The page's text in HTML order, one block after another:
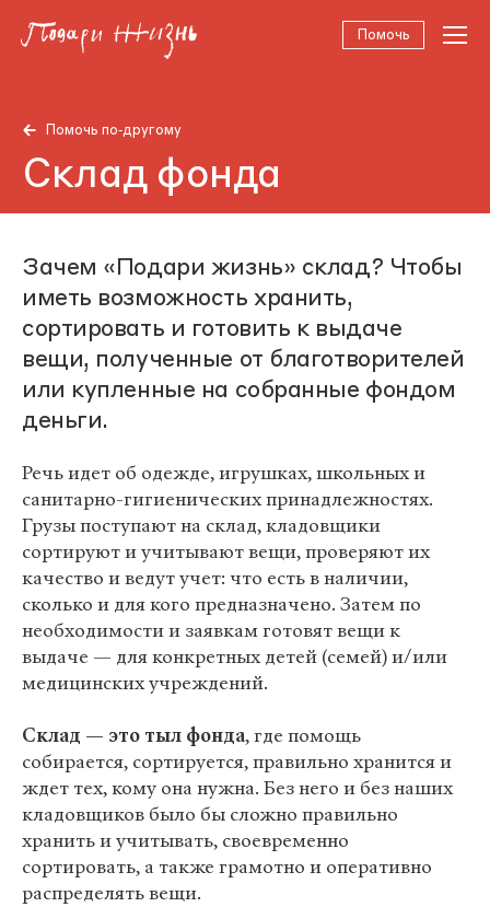
Помочь
Помочь по‑другому
Склад фонда
Зачем «Подари жизнь» склад? Чтобы
иметь возможность хранить,
сортировать и готовить к выдаче
вещи, полученные от благотворителей
или купленные на собранные фондом
деньги.
Речь идет об одежде, игрушках, школьных и
санитарно-гигиенических принадлежностях.
Грузы поступают на склад, кладовщики
сортируют и учитывают вещи, проверяют их
качество и ведут учет: что есть в наличии,
сколько и для кого предназначено. Затем по
необходимости и заявкам готовят вещи к
выдаче — для конкретных детей (семей) и/или
медицинских учреждений.
Склад — это тыл фонда, где помощь
собирается, сортируется, правильно хранится и
ждет тех, кому она нужна. Без него и без наших
кладовщиков было бы сложно правильно
хранить и учитывать, своевременно
сортировать, а также грамотно и оперативно
распределять вещи.